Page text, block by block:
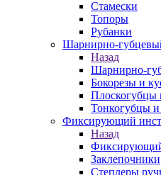
Стамески
Топоры
Рубанки
Шарнирно-
Назад
Шарнирно-
Бокорезы и
Плоскогубцы
Тонкогубцы
Фиксирующий
Назад
Заклепочники
Степлеры